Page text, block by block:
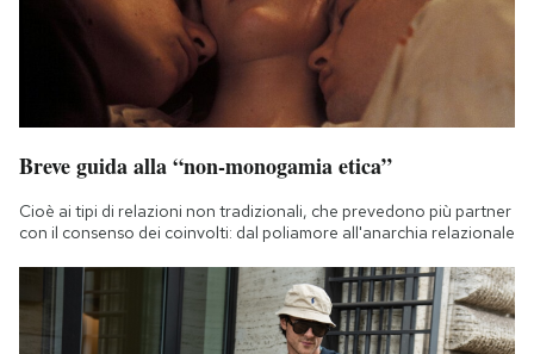
Breve guida alla “non-monogamia etica”
Cioè ai tipi di relazioni non tradizionali, che prevedono più partner
con il consenso dei coinvolti: dal poliamore all'anarchia relazionale